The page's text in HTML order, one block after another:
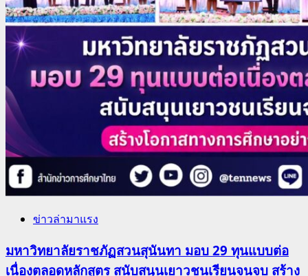
ข่าวล่ามาแรง
มหาวิทยาลัยราชภัฏสวนสุนันทา มอบ 29 ทุนแบบต่อ
เนื่องตลอดหลักสูตร สนับสนุนเยาวชนเรียนจนจบ สร้าง